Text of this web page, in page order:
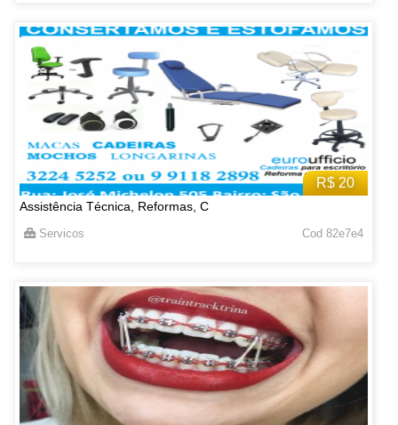
R$ 20
Assistência Técnica, Reformas, C
Servicos Cod 82e7e4